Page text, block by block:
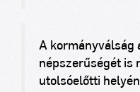
A kormányválság
népszerűségét is
utolsóelőtti